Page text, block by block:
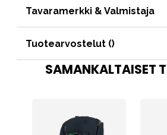
Tavaramerkki & Valmistaja
Tuotearvostelut ()
SAMANKALTAISET